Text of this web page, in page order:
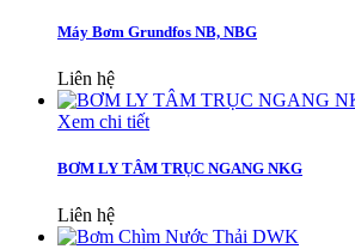
Máy Bơm Grundfos NB, NBG
Liên hệ
Xem chi tiết
BƠM LY TÂM TRỤC NGANG NKG
Liên hệ